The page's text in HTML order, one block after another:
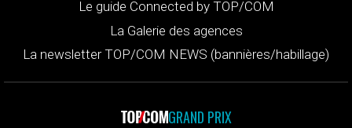
Le guide Connected by TOP/COM
La Galerie des agences
La newsletter TOP/COM NEWS (bannières/habillage)
GRAND PRIX